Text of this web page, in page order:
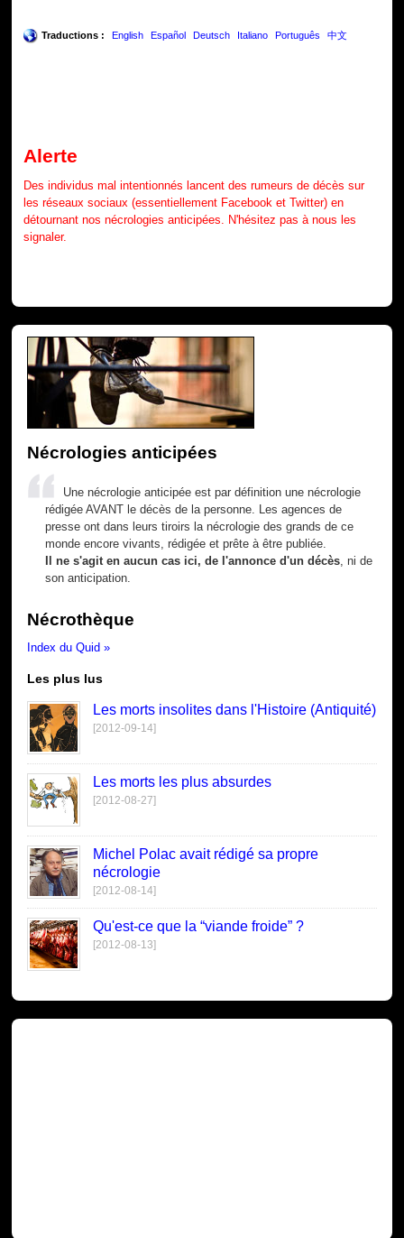
Traductions : English Español Deutsch Italiano Português 中文
Alerte
Des individus mal intentionnés lancent des rumeurs de décès sur
les réseaux sociaux (essentiellement Facebook et Twitter) en
détournant nos nécrologies anticipées. N'hésitez pas à nous les
signaler.
Nécrologies anticipées
Une nécrologie anticipée est par définition une nécrologie
rédigée AVANT le décès de la personne. Les agences de
presse ont dans leurs tiroirs la nécrologie des grands de ce
monde encore vivants, rédigée et prête à être publiée.
Il ne s'agit en aucun cas ici, de l'annonce d'un décès , ni de
son anticipation.
Nécrothèque
Index du Quid »
Les plus lus
Les morts insolites dans l'Histoire (Antiquité)
[2012-09-14]
Les morts les plus absurdes
[2012-08-27]
Michel Polac avait rédigé sa propre
nécrologie
[2012-08-14]
Qu'est-ce que la “viande froide” ?
[2012-08-13]